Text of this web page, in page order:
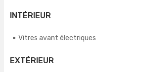
INTÉRIEUR
Vitres avant électriques
EXTÉRIEUR